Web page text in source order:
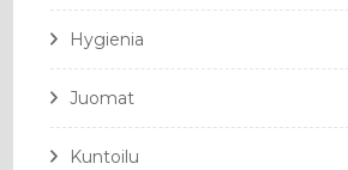
Hygienia
Juomat
Kuntoilu